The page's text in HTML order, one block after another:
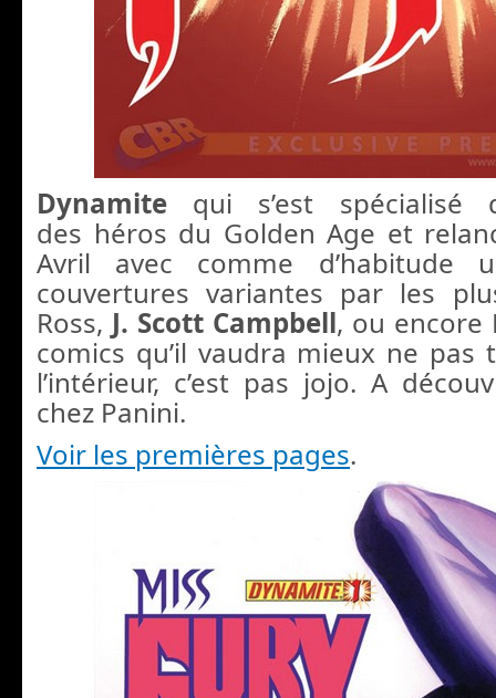
Dynamite qui s’est spécialisé
des héros du Golden Age et
Avril avec comme d’habitude
couvertures variantes par les
Ross, J. Scott Campbell, ou encore
comics qu’il vaudra mieux ne pas
l’intérieur, c’est pas jojo. A
chez Panini.
Voir les premières pages.